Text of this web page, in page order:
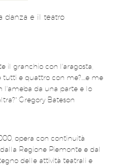
danza e il teatro
il granchio con l'aragosta,
e quattro con me?....e me
l'ameba da una parte e lo
Gregory Bateson
opera con continuità
Regione Piemonte e dal
delle attività teatrali e